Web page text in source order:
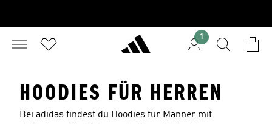
1
HOODIES FÜR HERREN
Bei adidas findest du Hoodies für Männer mit